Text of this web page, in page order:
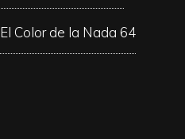
El Color de la Nada 64